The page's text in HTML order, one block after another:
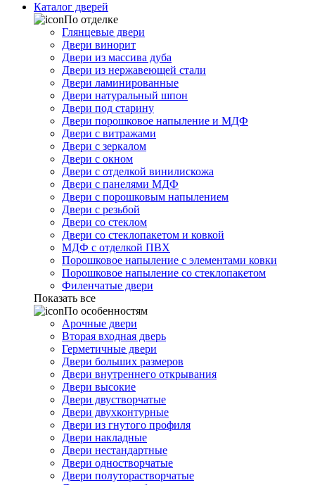
Каталог дверей
По отделке
Глянцевые двери
Двери винорит
Двери из массива дуба
Двери из нержавеющей стали
Двери ламинированные
Двери натуральный шпон
Двери под старину
Двери порошковое напыление и МДФ
Двери с витражами
Двери с зеркалом
Двери с окном
Двери с отделкой винилискожа
Двери с панелями МДФ
Двери с порошковым напылением
Двери с резьбой
Двери со стеклом
Двери со стеклопакетом и ковкой
МДФ с отделкой ПВХ
Порошковое напыление с элементами ковки
Порошковое напыление со стеклопакетом
Филенчатые двери
Показать все
По особенностям
Арочные двери
Вторая входная дверь
Герметичные двери
Двери больших размеров
Двери внутреннего открывания
Двери высокие
Двери двустворчатые
Двери двухконтурные
Двери из гнутого профиля
Двери накладные
Двери нестандартные
Двери одностворчатые
Двери полуторастворчатые